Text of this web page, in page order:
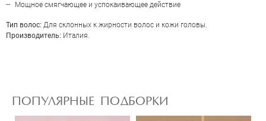
Мощное смягчающее и успокаивающее действие
Тип волос: Для склонных к жирности волос и кожи головы.
Производитель: Италия.
ПОПУЛЯРНЫЕ ПОДБОРКИ